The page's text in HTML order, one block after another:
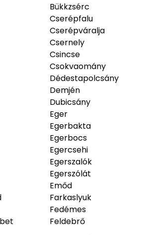
Bükkzsérc
Cserépfalu
Cserépváralja
Csernely
Csincse
Csokvaomány
Dédestapolcsány
Demjén
Dubicsány
Eger
Egerbakta
Egerbocs
Egercsehi
Egerszalók
Egerszólát
Emőd
Farkaslyuk
Fedémes
Feldebrő